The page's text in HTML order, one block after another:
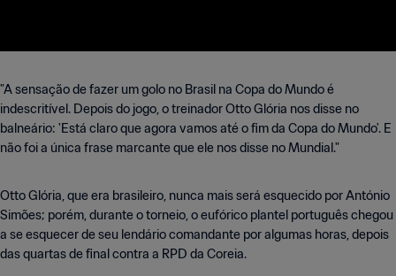
"A sensação de fazer um golo no Brasil na Copa do Mundo é
indescritível. Depois do jogo, o treinador Otto Glória nos disse no
balneário: 'Está claro que agora vamos até o fim da Copa do Mundo'. E
não foi a única frase marcante que ele nos disse no Mundial."
Otto Glória, que era brasileiro, nunca mais será esquecido por António
Simões; porém, durante o torneio, o eufórico plantel português chegou
a se esquecer de seu lendário comandante por algumas horas, depois
das quartas de final contra a RPD da Coreia.